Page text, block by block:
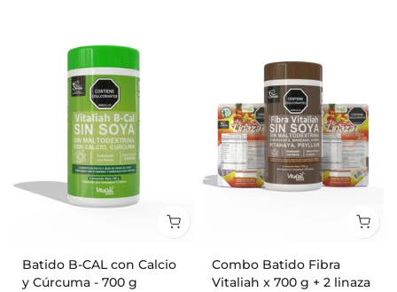
Batido B-CAL con Calcio
y Cúrcuma - 700 g
Combo Batido Fibra
Vitaliah x 700 g + 2 linaza